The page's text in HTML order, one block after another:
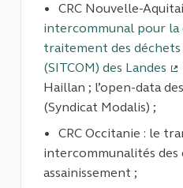
CRC Nouvelle-
intercommunal pour
traitement des déchets
(SITCOM) des Landes
Haillan ; l’open-data
(Syndicat Modalis) ;
CRC Occitanie : le
intercommunalités des
assainissement ;